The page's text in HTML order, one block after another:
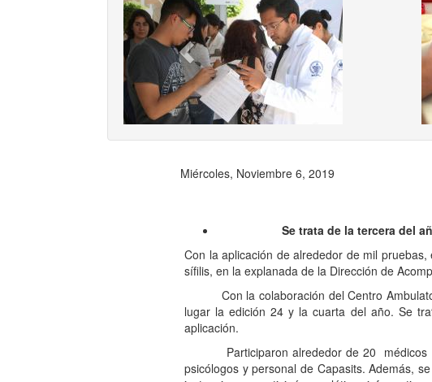
Previous
Miércoles, Noviembre 6, 2019
Se trata de la tercera del
Con la aplicación de alrededor de mil
sífilis, en la explanada de la Dirección de
Con la colaboración del Centro
lugar la edición 24 y la cuarta del año. Se
aplicación.
Participaron alrededor de 20 médicos
psicólogos y personal de Capasits. Además,